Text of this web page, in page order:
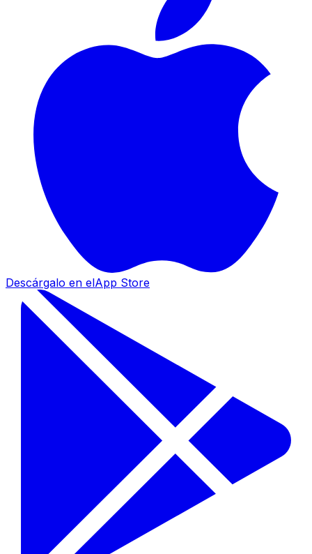
Descárgalo en elApp Store